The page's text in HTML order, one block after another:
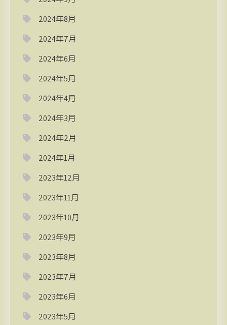
2024年8月
2024年7月
2024年6月
2024年5月
2024年4月
2024年3月
2024年2月
2024年1月
2023年12月
2023年11月
2023年10月
2023年9月
2023年8月
2023年7月
2023年6月
2023年5月